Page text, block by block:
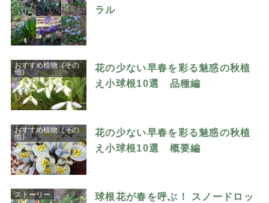
ラル
おすすめ植物（その
他）
花の少ない早春を彩る魅惑の秋植
え小球根10選 品種編
おすすめ植物（その
他）
花の少ない早春を彩る魅惑の秋植
え小球根10選 概要編
ストーリー
球根花が春を呼ぶ！ スノードロッ